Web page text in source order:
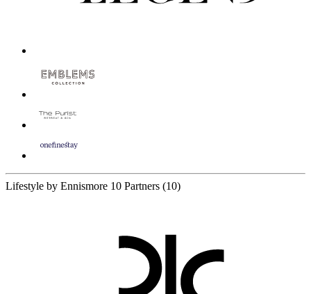
Lifestyle by Ennismore 10 Partners (10)